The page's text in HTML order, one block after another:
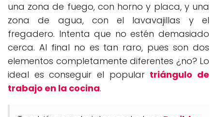
una zona de fuego, con horno y placa, y una
zona de agua, con el lavavajillas y el
fregadero. Intenta que no estén demasiado
cerca. Al final no es tan raro, pues son dos
elementos completamente diferentes ¿no? Lo
ideal es conseguir el popular triángulo de
trabajo en la cocina.